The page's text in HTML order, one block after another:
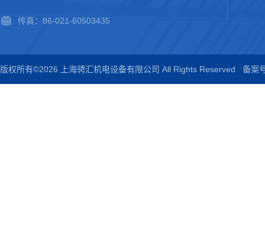
传真：86-021-60503435
版权所有©2026 上海骋汇机电设备有限公司 All Rights Reserved 备案